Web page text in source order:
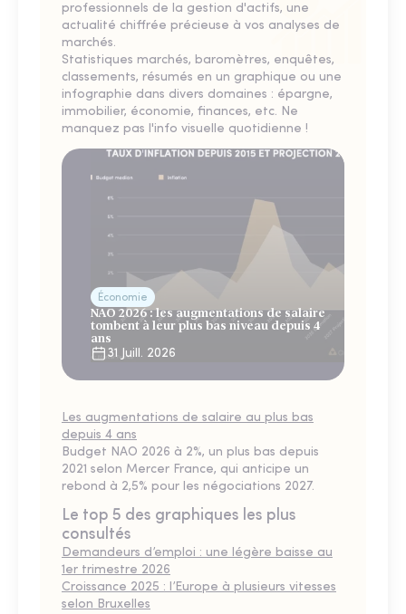
professionnels de la gestion d'actifs, une
actualité chiffrée précieuse à vos analyses de
marchés.
Statistiques marchés, baromètres, enquêtes,
classements, résumés en un graphique ou une
infographie dans divers domaines : épargne,
immobilier, économie, finances, etc. Ne
manquez pas l'info visuelle quotidienne !
Économie
NAO 2026 : les augmentations de salaire
tombent à leur plus bas niveau depuis 4
ans
31 Juill. 2026
Les augmentations de salaire au plus bas
depuis 4 ans
Budget NAO 2026 à 2%, un plus bas depuis
2021 selon Mercer France, qui anticipe un
rebond à 2,5% pour les négociations 2027.
Le top 5 des graphiques les plus
consultés
Demandeurs d’emploi : une légère baisse au
1er trimestre 2026
Croissance 2025 : l’Europe à plusieurs vitesses
selon Bruxelles